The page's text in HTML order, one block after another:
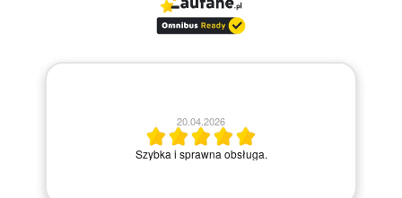
20.04.2026
Szybka i sprawna obsługa.